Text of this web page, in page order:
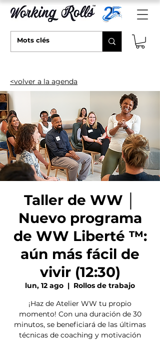
<volver a la agenda
Taller de WW │
Nuevo programa
de WW Liberté ™:
aún más fácil de
vivir (12:30)
lun, 12 ago
  |
Rollos de trabajo
¡Haz de Atelier WW tu propio
momento! Con una duración de 30
minutos, se beneficiará de las últimas
técnicas de coaching y motivación